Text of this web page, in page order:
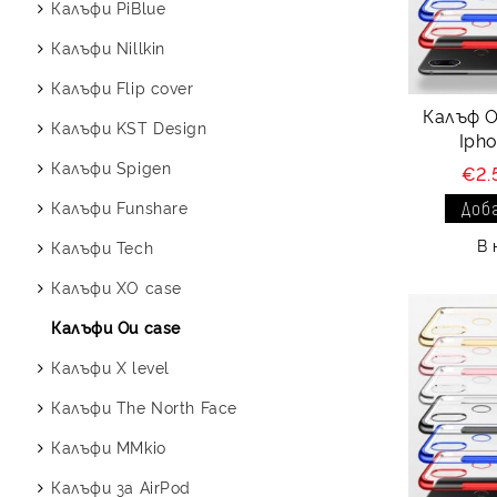
Калъфи PiBlue
Калъфи Nillkin
Калъфи Flip cover
Калъфи KST Design
Калъфи Spigen
Калъфи Funshare
Калъфи Tech
Калъфи XO case
Калъфи Ou case
Калъфи X level
Калъфи The North Face
Калъфи MMkio
Калъфи за AirPod
Калъф
В